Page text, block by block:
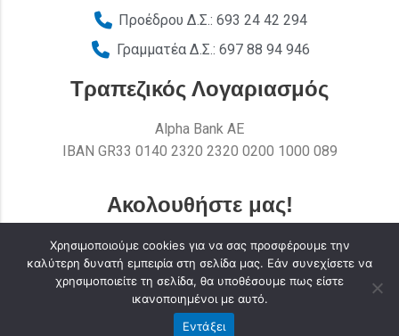
Προέδρου Δ.Σ.: 693 24 42 294
Γραμματέα Δ.Σ.: 697 88 94 946
Τραπεζικός Λογαριασμός
Alpha Bank AE
ΙΒΑΝ GR33 0140 2320 2320 0200 1000 089
Ακολουθήστε μας!
Χρησιμοποιούμε cookies για να σας προσφέρουμε την
καλύτερη δυνατή εμπειρία στη σελίδα μας. Εάν συνεχίσετε να
χρησιμοποιείτε τη σελίδα, θα υποθέσουμε πως είστε
ικανοποιημένοι με αυτό.
Εντάξει